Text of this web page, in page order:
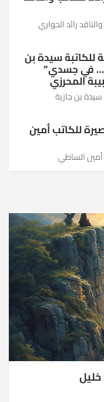
رائد الحواري
للكاتبة سيدة بن
في جسدي”
المحرزي
سيدة بن جازية
للكاتب أمين
أمين الساطي